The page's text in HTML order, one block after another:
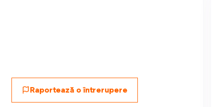
Raportează o întrerupere